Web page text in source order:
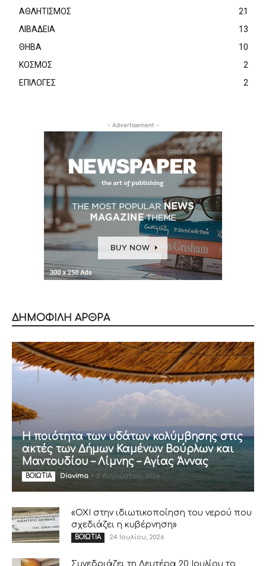
ΑΘΛΗΤΙΣΜΟΣ
21
ΛΙΒΑΔΕΙΑ
13
ΘΗΒΑ
10
ΚΟΣΜΟΣ
2
ΕΠΙΛΟΓΕΣ
2
- Advertisement -
ΔΗΜΟΦΙΛΗ ΑΡΘΡΑ
Η ποιότητα των υδάτων κολύμβησης στις
ακτές των Δήμων Καμένων Βούρλων και
Μαντουδίου – Λίμνης – Αγίας Άννας
ΒΟΙΩΤΙΑ Diavima - 2 Αυγούστου, 2026
«ΟΧΙ στην ιδιωτικοποίηση του νερού που
σχεδιάζει η κυβέρνηση»
ΒΟΙΩΤΙΑ 24 Ιουλίου, 2026
Συνεδριάζει τη Δευτέρα 20 Ιουλίου το